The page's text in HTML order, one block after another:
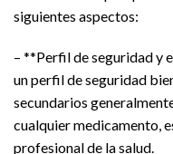
siguientes aspectos:
– **Perfil de seguridad y
un perfil de seguridad
secundarios
cualquier medicamento,
profesional de la salud.